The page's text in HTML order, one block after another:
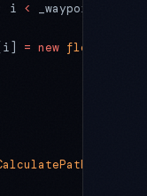
i <
= new float3